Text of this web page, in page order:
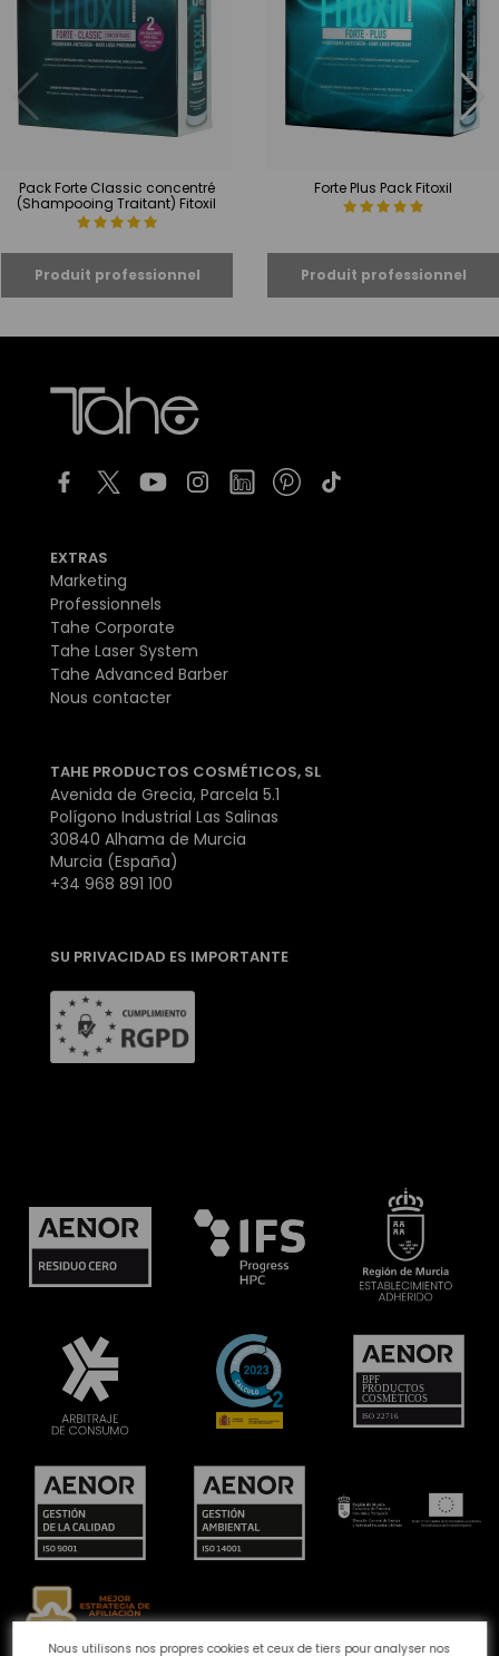
Nous utilisons nos propres cookies et ceux de tiers pour analyser nos
Pack Forte Classic concentré
(Shampooing Traitant) Fitoxil
Forte Plus Pack Fitoxil
EXTRAS
Marketing
Professionnels
Tahe Corporate
Tahe Laser System
Tahe Advanced Barber
Nous contacter
TAHE PRODUCTOS COSMÉTICOS, SL
Avenida de Grecia, Parcela 5.1
Polígono Industrial Las Salinas
30840 Alhama de Murcia
Murcia (España)
+34 968 891 100
SU PRIVACIDAD ES IMPORTANTE